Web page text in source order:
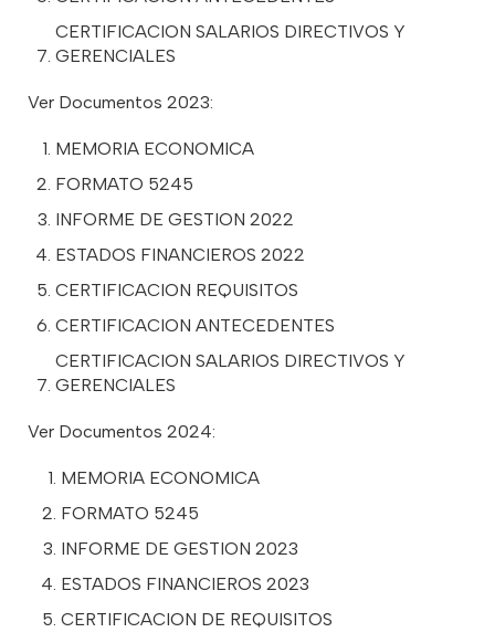
CERTIFICACION SALARIOS DIRECTIVOS Y
GERENCIALES
Ver Documentos 2023:
MEMORIA ECONOMICA
FORMATO 5245
INFORME DE GESTION 2022
ESTADOS FINANCIEROS 2022
CERTIFICACION REQUISITOS
CERTIFICACION ANTECEDENTES
CERTIFICACION SALARIOS DIRECTIVOS Y
GERENCIALES
Ver Documentos 2024:
MEMORIA ECONOMICA
FORMATO 5245
INFORME DE GESTION 2023
ESTADOS FINANCIEROS 2023
CERTIFICACION DE REQUISITOS